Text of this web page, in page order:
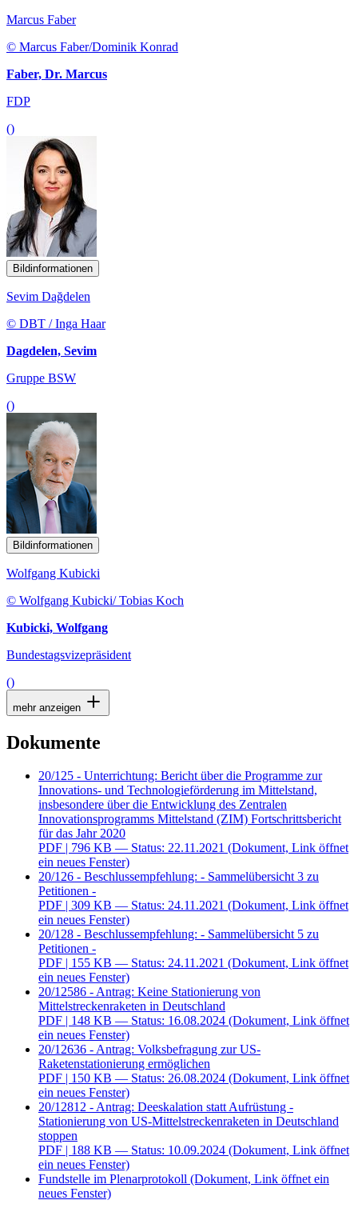
Marcus Faber
© Marcus Faber/Dominik Konrad
Faber, Dr. Marcus
FDP
()
Bildinformationen
Sevim Dağdelen
© DBT / Inga Haar
Dagdelen, Sevim
Gruppe BSW
()
Bildinformationen
Wolfgang Kubicki
© Wolfgang Kubicki/ Tobias Koch
Kubicki, Wolfgang
Bundestagsvizepräsident
()
mehr anzeigen
Dokumente
20/125 - Unterrichtung: Bericht über die Programme zur
Innovations- und Technologieförderung im Mittelstand,
insbesondere über die Entwicklung des Zentralen
Innovationsprogramms Mittelstand (ZIM) Fortschrittsbericht
für das Jahr 2020
PDF | 796 KB — Status: 22.11.2021 (Dokument, Link öffnet
ein neues Fenster)
20/126 - Beschlussempfehlung: - Sammelübersicht 3 zu
Petitionen -
PDF | 309 KB — Status: 24.11.2021 (Dokument, Link öffnet
ein neues Fenster)
20/128 - Beschlussempfehlung: - Sammelübersicht 5 zu
Petitionen -
PDF | 155 KB — Status: 24.11.2021 (Dokument, Link öffnet
ein neues Fenster)
20/12586 - Antrag: Keine Stationierung von
Mittelstreckenraketen in Deutschland
PDF | 148 KB — Status: 16.08.2024 (Dokument, Link öffnet
ein neues Fenster)
20/12636 - Antrag: Volksbefragung zur US-
Raketenstationierung ermöglichen
PDF | 150 KB — Status: 26.08.2024 (Dokument, Link öffnet
ein neues Fenster)
20/12812 - Antrag: Deeskalation statt Aufrüstung -
Stationierung von US-Mittelstreckenraketen in Deutschland
stoppen
PDF | 188 KB — Status: 10.09.2024 (Dokument, Link öffnet
ein neues Fenster)
Fundstelle im Plenarprotokoll (Dokument, Link öffnet ein
neues Fenster)